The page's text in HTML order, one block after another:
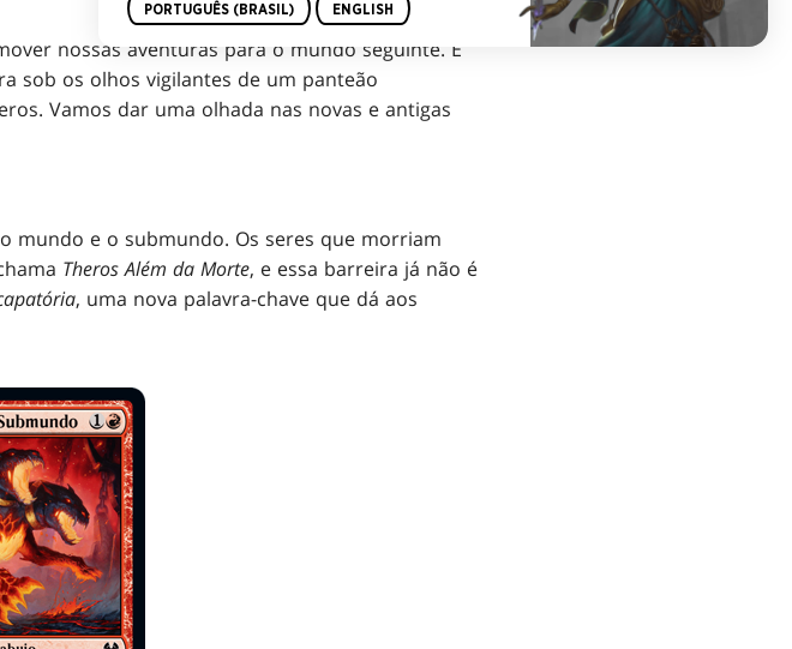
nossas aventuras para o mundo seguinte. É
sob os olhos vigilantes de um panteão
Vamos dar uma olhada nas novas e antigas
mundo e o submundo. Os seres que morriam
Theros Além da Morte, e essa barreira já não é
, uma nova palavra-chave que dá aos
PORTUGUÊS (BRASIL) ENGLISH